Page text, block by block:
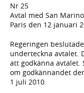
Nr 25
Avtal med San
Paris den 12 januari
Regeringen
underteckna avtalet.
att godkänna avtalet.
om godkännandet
1 juli 2010.